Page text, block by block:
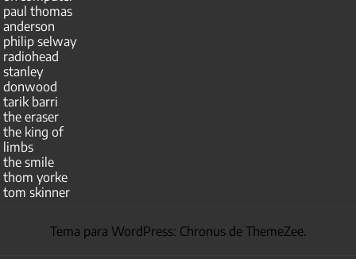
paul thomas
anderson
philip selway
radiohead
stanley
donwood
tarik barri
the eraser
the king of
limbs
the smile
thom yorke
tom skinner
Tema para WordPress: Chronus de ThemeZee.